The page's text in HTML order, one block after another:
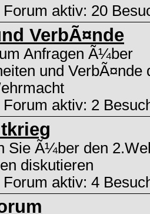
aktiv: 20
VerbÃ¤nde
Anfragen Ã¼ber
und VerbÃ¤nde
aktiv: 2
Sie Ã¼ber den
diskutieren
aktiv: 4